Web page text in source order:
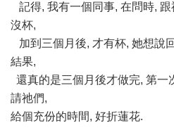
記得, 我有一個同事, 在問時,
沒杯,
加到三個月後, 才有杯, 她想說
結果,
還真的是三個月後才做完, 第一
請祂們,
給個充份的時間, 好折蓮花.